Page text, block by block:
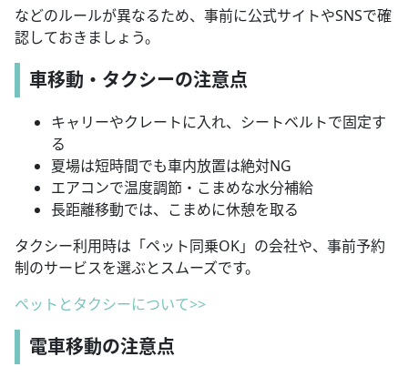
などのルールが異なるため、事前に公式サイトやSNSで確
認しておきましょう。
車移動・タクシーの注意点
キャリーやクレートに入れ、シートベルトで固定す
る
夏場は短時間でも車内放置は絶対NG
エアコンで温度調節・こまめな水分補給
長距離移動では、こまめに休憩を取る
タクシー利用時は「ペット同乗OK」の会社や、事前予約
制のサービスを選ぶとスムーズです。
ペットとタクシーについて>>
電車移動の注意点